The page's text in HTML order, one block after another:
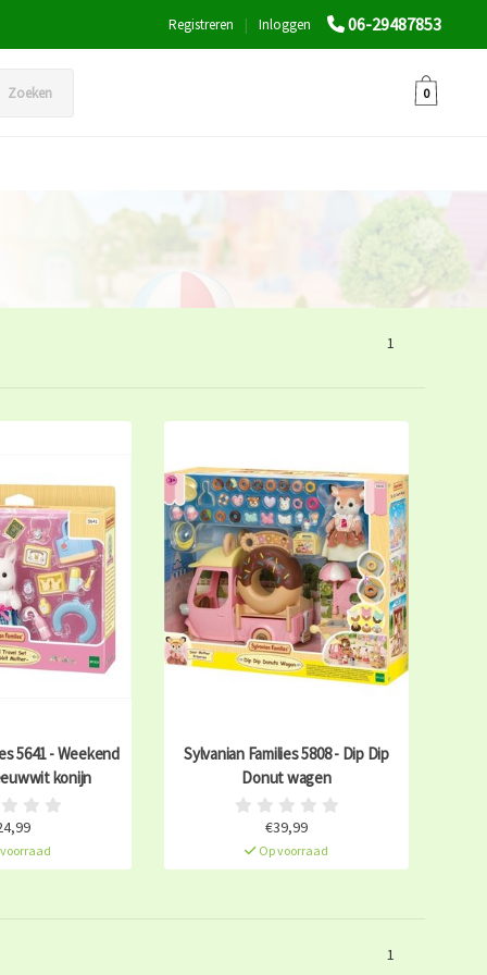
06-29487853
Inloggen
|
Registreren
Zoeken 0
1
5641 - Weekend
konijn
Sylvanian Families 5808 - Dip Dip
Donut wagen
€39,99
Op voorraad
1